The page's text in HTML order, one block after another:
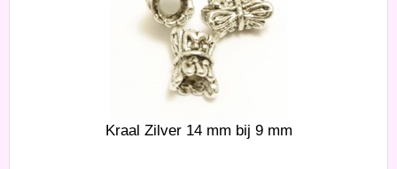
Kraal Zilver 14 mm bij 9 mm